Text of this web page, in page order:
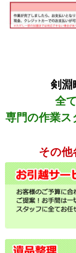
剣淵
全
専門の作業ス
その他